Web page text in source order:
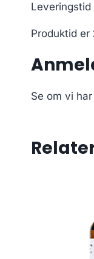
Leveringstid
Produktid er
Se om vi